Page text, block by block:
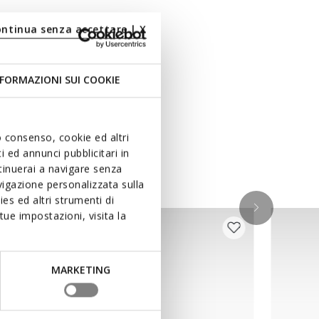
SUI COOKIE
cookie ed altri
annunci pubblicitari in
a navigare senza
personalizzata sulla
ed altri strumenti di
impostazioni, visita la
MARKETING
senza accettare | X